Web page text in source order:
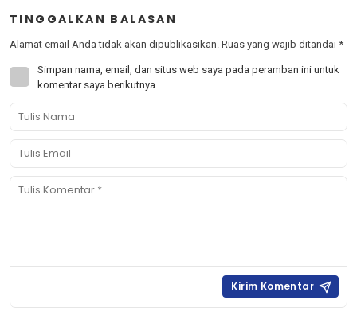
TINGGALKAN BALASAN
Alamat email Anda tidak akan dipublikasikan. Ruas yang wajib ditandai *
Simpan nama, email, dan situs web saya pada peramban ini untuk
komentar saya berikutnya.